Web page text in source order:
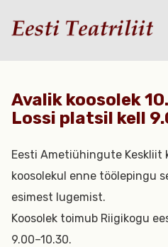
Avalik koosolek
Lossi platsil kell
Eesti Ametiühingute Keskliit
koosolekul enne töölepingu
esimest lugemist.
Koosolek toimub Riigikogu
9.00–10.30.